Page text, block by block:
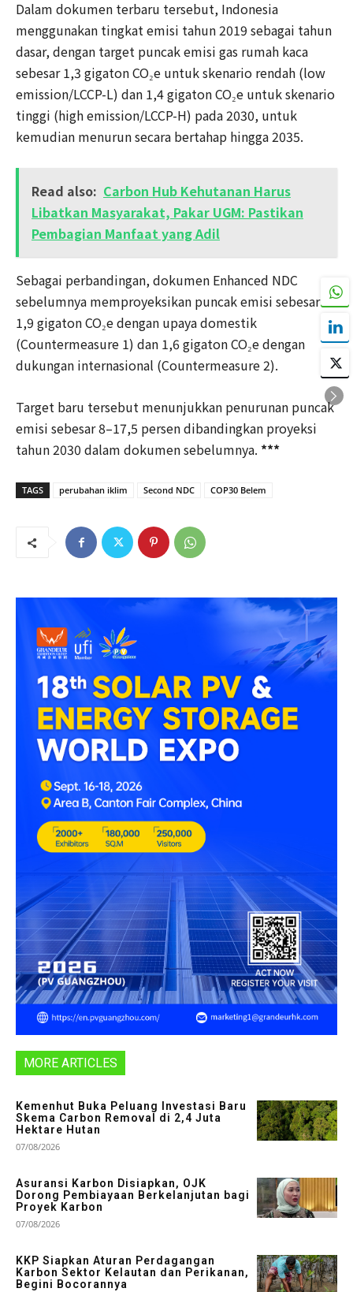
Dalam dokumen terbaru tersebut, Indonesia
menggunakan tingkat emisi tahun 2019 sebagai tahun
dasar, dengan target puncak emisi gas rumah kaca
sebesar 1,3 gigaton CO₂e untuk skenario rendah (low
emission/LCCP-L) dan 1,4 gigaton CO₂e untuk skenario
tinggi (high emission/LCCP-H) pada 2030, untuk
kemudian menurun secara bertahap hingga 2035.
Read also: Carbon Hub Kehutanan Harus
Libatkan Masyarakat, Pakar UGM: Pastikan
Pembagian Manfaat yang Adil
Sebagai perbandingan, dokumen Enhanced NDC
sebelumnya memproyeksikan puncak emisi sebesar
1,9 gigaton CO₂e dengan upaya domestik
(Countermeasure 1) dan 1,6 gigaton CO₂e dengan
dukungan internasional (Countermeasure 2).
Target baru tersebut menunjukkan penurunan puncak
emisi sebesar 8–17,5 persen dibandingkan proyeksi
tahun 2030 dalam dokumen sebelumnya. ***
TAGS perubahan iklim Second NDC COP30 Belem
MORE ARTICLES
Kemenhut Buka Peluang Investasi Baru
Skema Carbon Removal di 2,4 Juta
Hektare Hutan
07/08/2026
Asuransi Karbon Disiapkan, OJK
Dorong Pembiayaan Berkelanjutan bagi
Proyek Karbon
07/08/2026
KKP Siapkan Aturan Perdagangan
Karbon Sektor Kelautan dan Perikanan,
Begini Bocorannya